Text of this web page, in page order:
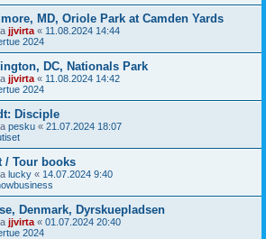
MD, Oriole Park at Camden Yards
jjvirta « 11.08.2024 14:44
2024
DC, Nationals Park
jjvirta « 11.08.2024 14:42
2024
Disciple
pesku « 21.07.2024 18:07
/ Tour books
lucky « 14.07.2024 9:40
Denmark, Dyrskuepladsen
jjvirta « 01.07.2024 20:40
2024